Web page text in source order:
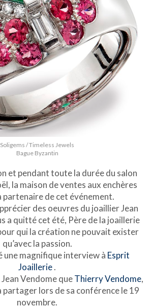
Soligems / Timeless Jewels
Bague Byzantin
et pendant toute la durée du salon
la maison de ventes aux enchères
partenaire de cet événement.
des oeuvres du joaillier Jean
a quitté cet été, Père de la joaillerie
qui la création ne pouvait exister
qu’avec la passion.
une magnifique interview à Esprit
Joaillerie.
Vendome queThierry Vendome,
partager lors de sa conférence le 19
novembre.